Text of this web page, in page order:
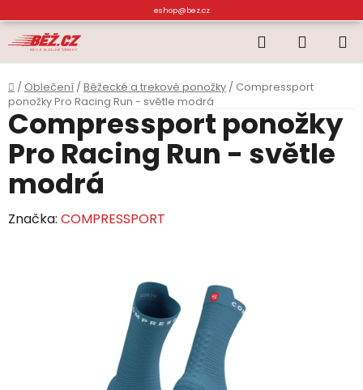
na
obsah
eshop@bez.cz
Hledat
KOŠÍK
Domů
/ Oblečení / Běžecké a trekové ponožky / Compressport
ponožky Pro Racing Run - světle modrá
Compressport ponožky
Pro Racing Run - světle
modrá
Značka: COMPRESSPORT